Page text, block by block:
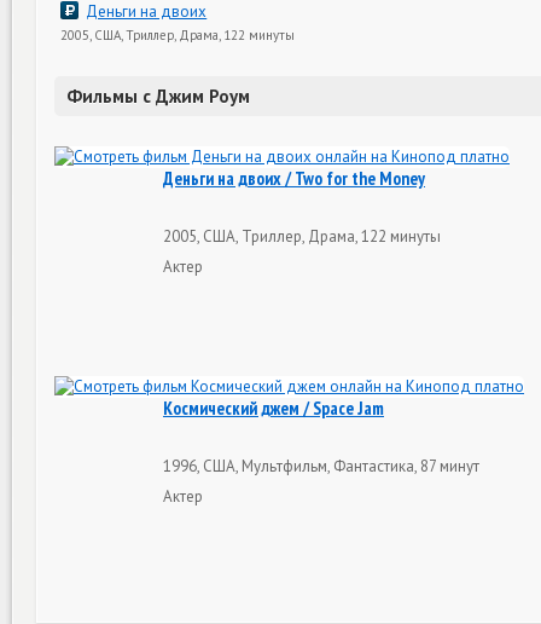
Деньги на двоих
2005, США, Триллер, Драма, 122 минуты
Фильмы с Джим Роум
Деньги на двоих / Two for the Money
2005, США, Триллер, Драма, 122 минуты
Актер
Космический джем / Space Jam
1996, США, Мультфильм, Фантастика, 87 минут
Актер